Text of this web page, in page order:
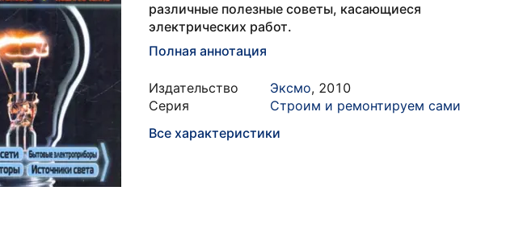
различные полезные советы, касающиеся
электрических работ.
Полная аннотация
Издательство Эксмо, 2010
Серия
Строим и ремонтируем сами
Все характеристики